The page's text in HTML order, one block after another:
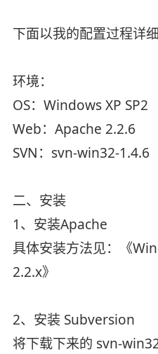
下面以我的配置过程详细
环境：
OS：Windows XP SP2
Web：Apache 2.2.6
SVN：svn-win32-1.4.6
二、安装
1、安装Apache
具体安装方法见：《
2.2.x》
2、安装 Subversion
将下载下来的 svn-